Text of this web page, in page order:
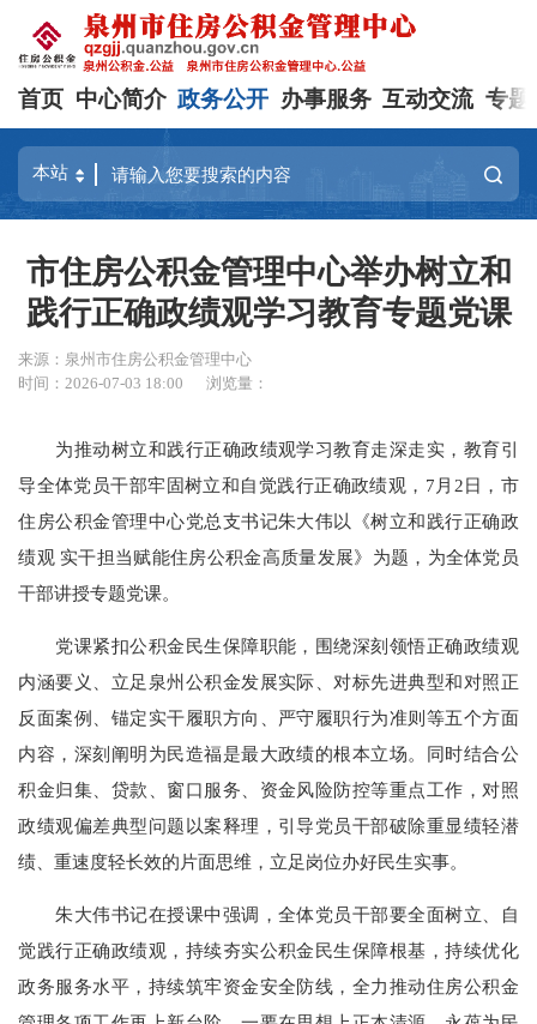
首页 中心简介 政务公开 办事服务 互动交流 专题
市住房公积金管理中心举办树立和
践行正确政绩观学习教育专题党课
来源：泉州市住房公积金管理中心
时间：2026-07-03 18:00
浏览量：
为推动树立和践行正确政绩观学习教育走深走实，教育引
导全体党员干部牢固树立和自觉践行正确政绩观，7月2日，市
住房公积金管理中心党总支书记朱大伟以《树立和践行正确政
绩观 实干担当赋能住房公积金高质量发展》为题，为全体党员
干部讲授专题党课。
党课紧扣公积金民生保障职能，围绕深刻领悟正确政绩观
内涵要义、立足泉州公积金发展实际、对标先进典型和对照正
反面案例、锚定实干履职方向、严守履职行为准则等五个方面
内容，深刻阐明为民造福是最大政绩的根本立场。同时结合公
积金归集、贷款、窗口服务、资金风险防控等重点工作，对照
政绩观偏差典型问题以案释理，引导党员干部破除重显绩轻潜
绩、重速度轻长效的片面思维，立足岗位办好民生实事。
朱大伟书记在授课中强调，全体党员干部要全面树立、自
觉践行正确政绩观，持续夯实公积金民生保障根基，持续优化
政务服务水平，持续筑牢资金安全防线，全力推动住房公积金